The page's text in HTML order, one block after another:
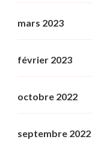
mars 2023
février 2023
octobre 2022
septembre 2022